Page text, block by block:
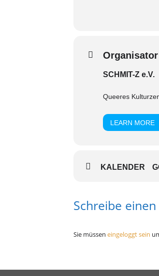
Organisator
SCHMIT-Z e.V.
Queeres
LEARN MORE
KALENDER
Schreibe
Sie müssen eingeloggt sein